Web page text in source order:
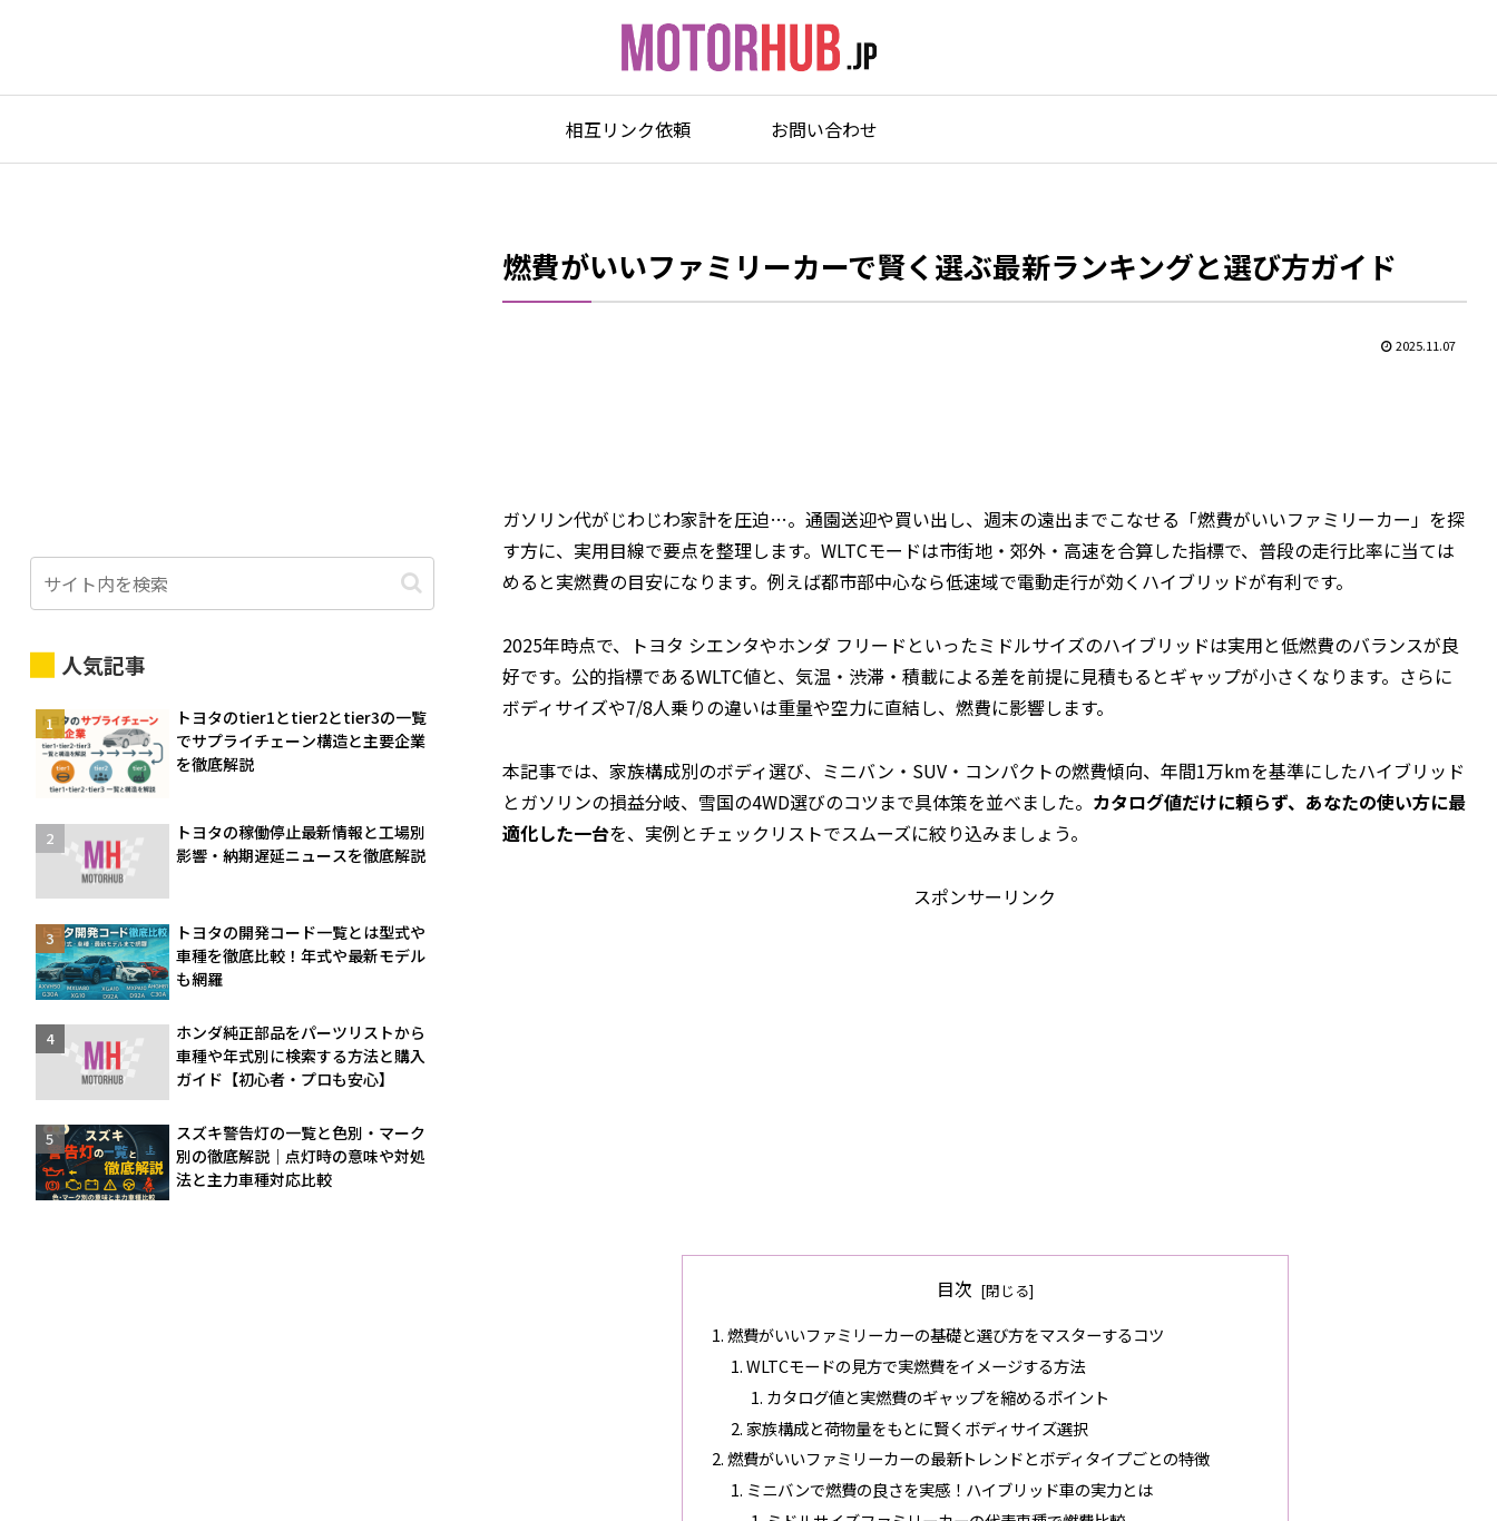
相互リンク依頼 お問い合わせ
燃費がいいファミリーカーで賢く選ぶ最新ランキングと選び方ガイド
2025.11.07
ガソリン代がじわじわ家計を圧迫…。通園送迎や買い出し、週末の遠出までこなせる「燃費がいいファミリーカー」を探
す方に、実用目線で要点を整理します。WLTCモードは市街地・郊外・高速を合算した指標で、普段の走行比率に当ては
めると実燃費の目安になります。例えば都市部中心なら低速域で電動走行が効くハイブリッドが有利です。
2025年時点で、トヨタ シエンタやホンダ フリードといったミドルサイズのハイブリッドは実用と低燃費のバランスが良
好です。公的指標であるWLTC値と、気温・渋滞・積載による差を前提に見積もるとギャップが小さくなります。さらに
ボディサイズや7/8人乗りの違いは重量や空力に直結し、燃費に影響します。
本記事では、家族構成別のボディ選び、ミニバン・SUV・コンパクトの燃費傾向、年間1万kmを基準にしたハイブリッド
とガソリンの損益分岐、雪国の4WD選びのコツまで具体策を並べました。 カタログ値だけに頼らず、あなたの使い方に最
適化した一台を、実例とチェックリストでスムーズに絞り込みましょう。
スポンサーリンク
目次
燃費がいいファミリーカーの基礎と選び方をマスターするコツ
WLTCモードの見方で実燃費をイメージする方法
カタログ値と実燃費のギャップを縮めるポイント
家族構成と荷物量をもとに賢くボディサイズ選択
燃費がいいファミリーカーの最新トレンドとボディタイプごとの特徴
ミニバンで燃費の良さを実感！ハイブリッド車の実力とは
人気記事
トヨタのtier1とtier2とtier3の一覧
でサプライチェーン構造と主要企業
を徹底解説
トヨタの稼働停止最新情報と工場別
影響・納期遅延ニュースを徹底解説
トヨタの開発コード一覧とは型式や
車種を徹底比較！年式や最新モデル
も網羅
ホンダ純正部品をパーツリストから
車種や年式別に検索する方法と購入
ガイド【初心者・プロも安心】
スズキ警告灯の一覧と色別・マーク
別の徹底解説｜点灯時の意味や対処
法と主力車種対応比較